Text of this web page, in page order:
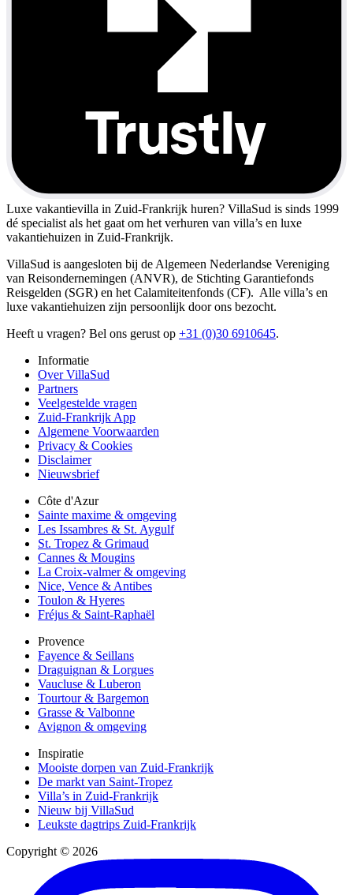
Luxe vakantievilla in Zuid-Frankrijk huren? VillaSud is sinds 1999
dé specialist als het gaat om het verhuren van villa’s en luxe
vakantiehuizen in Zuid-Frankrijk.
VillaSud is aangesloten bij de Algemeen Nederlandse Vereniging
van Reisondernemingen (ANVR), de Stichting Garantiefonds
Reisgelden (SGR) en het Calamiteitenfonds (CF). Alle villa’s en
luxe vakantiehuizen zijn persoonlijk door ons bezocht.
Heeft u vragen? Bel ons gerust op +31 (0)30 6910645.
Informatie
Over VillaSud
Partners
Veelgestelde vragen
Zuid-Frankrijk App
Algemene Voorwaarden
Privacy & Cookies
Disclaimer
Nieuwsbrief
Côte d'Azur
Sainte maxime & omgeving
Les Issambres & St. Aygulf
St. Tropez & Grimaud
Cannes & Mougins
La Croix-valmer & omgeving
Nice, Vence & Antibes
Toulon & Hyeres
Fréjus & Saint-Raphaël
Provence
Fayence & Seillans
Draguignan & Lorgues
Vaucluse & Luberon
Tourtour & Bargemon
Grasse & Valbonne
Avignon & omgeving
Inspiratie
Mooiste dorpen van Zuid-Frankrijk
De markt van Saint-Tropez
Villa’s in Zuid-Frankrijk
Nieuw bij VillaSud
Leukste dagtrips Zuid-Frankrijk
Copyright © 2026